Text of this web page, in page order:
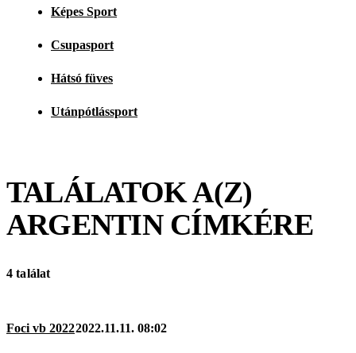
Képes Sport
Csupasport
Hátsó füves
Utánpótlássport
TALÁLATOK A(Z)
ARGENTINCÍMKÉRE
4 találat
Foci vb 20222022.11.11. 08:02